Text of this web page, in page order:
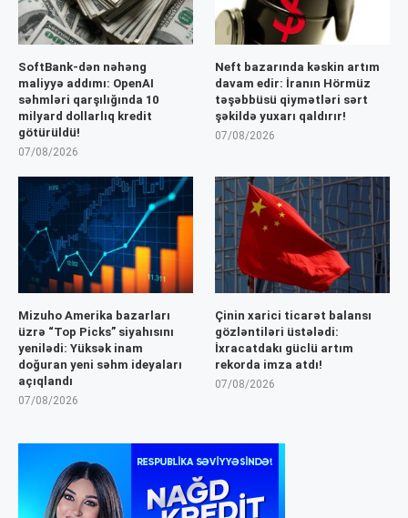
SoftBank-dən nəhəng
maliyyə addımı: OpenAI
səhmləri qarşılığında 10
milyard dollarlıq kredit
götürüldü!
07/08/2026
Neft bazarında kəskin artım
davam edir: İranın Hörmüz
təşəbbüsü qiymətləri sərt
şəkildə yuxarı qaldırır!
07/08/2026
Mizuho Amerika bazarları
üzrə “Top Picks” siyahısını
yenilədi: Yüksək inam
doğuran yeni səhm ideyaları
açıqlandı
07/08/2026
Çinin xarici ticarət balansı
gözləntiləri üstələdi:
İxracatdakı güclü artım
rekorda imza atdı!
07/08/2026